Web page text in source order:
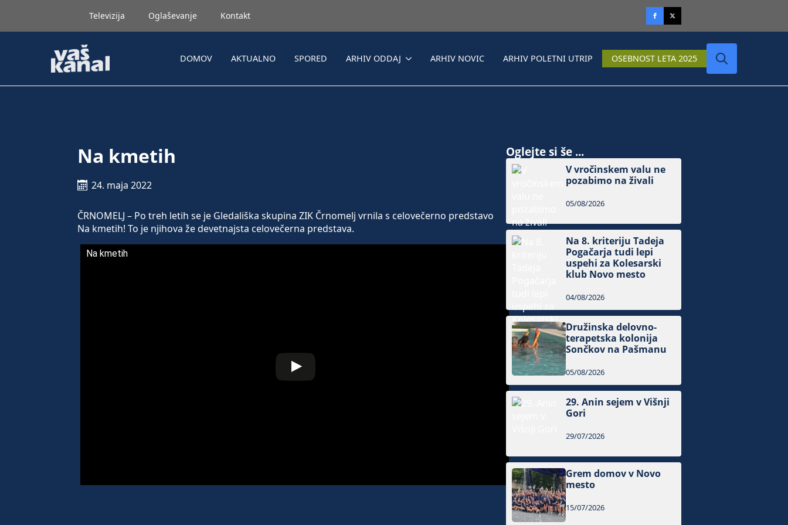
Televizija Oglaševanje Kontakt
DOMOV AKTUALNO SPORED ARHIV ODDAJ ARHIV NOVIC ARHIV POLETNI UTRIP OSEBNOST LETA 2025
Na kmetih
24. maja 2022
ČRNOMELJ – Po treh letih se je Gledališka skupina ZIK Črnomelj vrnila s celovečerno predstavo
Na kmetih! To je njihova že devetnajsta celovečerna predstava.
Na kmetih
Oglejte si še ...
V vročinskem valu ne
pozabimo na živali
05/08/2026
Na 8. kriteriju Tadeja
Pogačarja tudi lepi
uspehi za Kolesarski
klub Novo mesto
04/08/2026
Družinska delovno-
terapetska kolonija
Sončkov na Pašmanu
05/08/2026
29. Anin sejem v Višnji
Gori
29/07/2026
Grem domov v Novo
mesto
15/07/2026